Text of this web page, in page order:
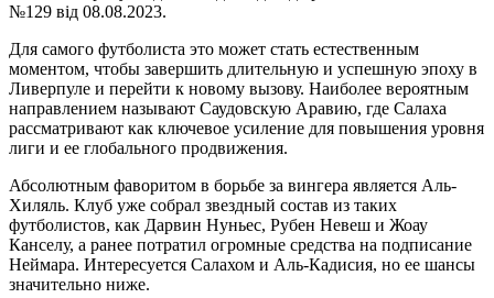
№129 від 08.08.2023.
Для самого футболиста это может стать естественным
моментом, чтобы завершить длительную и успешную эпоху в
Ливерпуле и перейти к новому вызову. Наиболее вероятным
направлением называют Саудовскую Аравию, где Салаха
рассматривают как ключевое усиление для повышения уровня
лиги и ее глобального продвижения.
Абсолютным фаворитом в борьбе за вингера является Аль-
Хиляль. Клуб уже собрал звездный состав из таких
футболистов, как Дарвин Нуньес, Рубен Невеш и Жоау
Канселу, а ранее потратил огромные средства на подписание
Неймара. Интересуется Салахом и Аль-Кадисия, но ее шансы
значительно ниже.